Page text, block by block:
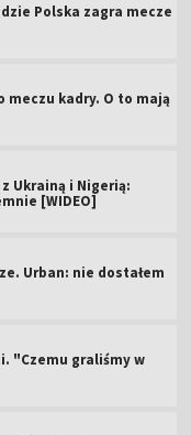
Polska zagra mecze
meczu kadry. O to mają
Ukrainą i Nigerią:
[WIDEO]
Urban: nie dostałem
"Czemu graliśmy w